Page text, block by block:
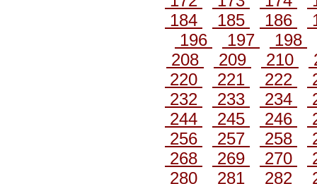
184
185 186
196
197
198
208
209 210
220
221 222
232
233 234
244
245 246
256
257 258
268
269 270
280
281 282